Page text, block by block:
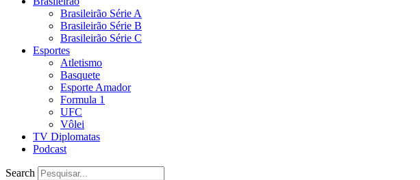
Brasileirão Série A
Brasileirão Série B
Brasileirão Série C
Esportes
Atletismo
Basquete
Esporte Amador
Formula 1
UFC
Vôlei
TV Diplomatas
Podcast
Search